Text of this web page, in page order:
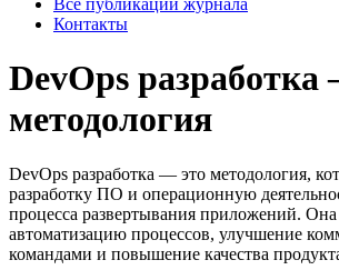
Все публикации журнала
Контакты
DevOps разработка
методология
DevOps разработка — это методология,
разработку ПО и операционную
процесса развертывания приложений. Она
автоматизацию процессов, улучшение
командами и повышение качества